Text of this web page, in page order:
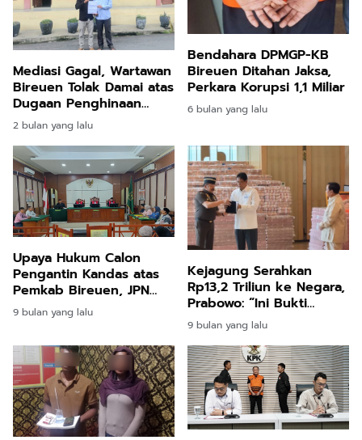
Mediasi Gagal, Wartawan
Bireuen Tolak Damai atas
Dugaan Penghinaan
Keluarga di Facebook
2 bulan yang lalu
Bendahara DPMGP-KB
Bireuen Ditahan Jaksa,
Perkara Korupsi 1,1 Miliar
6 bulan yang lalu
Upaya Hukum Calon
Pengantin Kandas atas
Pemkab Bireuen, JPN
Kejari Menang Gugatan
9 bulan yang lalu
Kejagung Serahkan
Rp13,2 Triliun ke Negara,
Prabowo: “Ini Bukti
Hukum Bisa Tegak dan
Uang Rakyat Kembali
9 bulan yang lalu